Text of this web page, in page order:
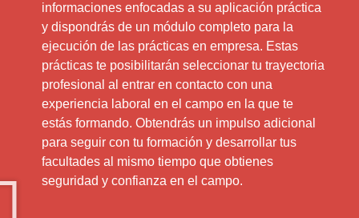
informaciones enfocadas a su aplicación práctica
y dispondrás de un módulo completo para la
ejecución de las prácticas en empresa. Estas
prácticas te posibilitarán seleccionar tu trayectoria
profesional al entrar en contacto con una
experiencia laboral en el campo en la que te
estás formando. Obtendrás un impulso adicional
para seguir con tu formación y desarrollar tus
facultades al mismo tiempo que obtienes
seguridad y confianza en el campo.